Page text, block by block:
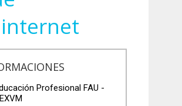
Profesional FAU -